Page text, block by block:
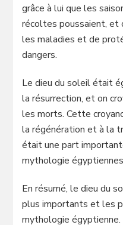
grâce à lui que les
récoltes poussaient, et
les maladies et de
dangers.
Le dieu du soleil était
la résurrection, et on
les morts. Cette
la régénération et à la
était une part
mythologie
En résumé, le dieu du
plus importants et les
mythologie